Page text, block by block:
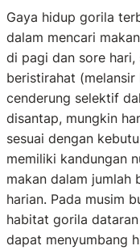
Gaya hidup gorila
dalam mencari
di pagi dan sore hari,
beristirahat (melansir
cenderung selektif
disantap, mungkin
sesuai dengan
memiliki kandungan
makan dalam jumlah
harian. Pada musim
habitat gorila
dapat menyumbang